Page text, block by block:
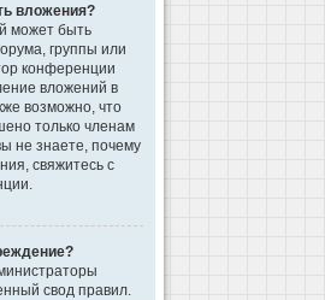
вложения?
может быть
группы или
конференции
вложений в
возможно, что
только членам
не знаете, почему
свяжитесь с
свод правил.